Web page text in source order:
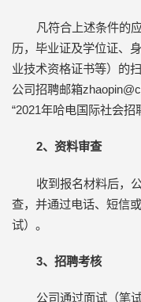
凡符合上述条件的
历，毕业证及学位证、
业技术资格证书等）的
公司招聘邮箱
“2021年哈电国际社会招
2、资料审查
收到报名材料后，
查，并通过电话、短信
试）。
3、招聘考核
公司通过面试（笔